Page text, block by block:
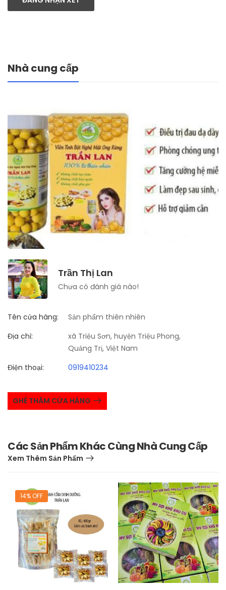
Nhà cung cấp
Trần Thị Lan
Chưa có đánh giá nào!
Tên cửa hàng:
Sản phẩm thiên nhiên
Địa chỉ:
xã Triệu Sơn, huyện Triệu Phong,
Quảng Trị, Việt Nam
Điện thoại:
0919410234
GHÉ THĂM CỬA HÀNG
Các Sản Phẩm Khác Cùng Nhà Cung Cấp
Xem Thêm Sản Phẩm
14% OFF